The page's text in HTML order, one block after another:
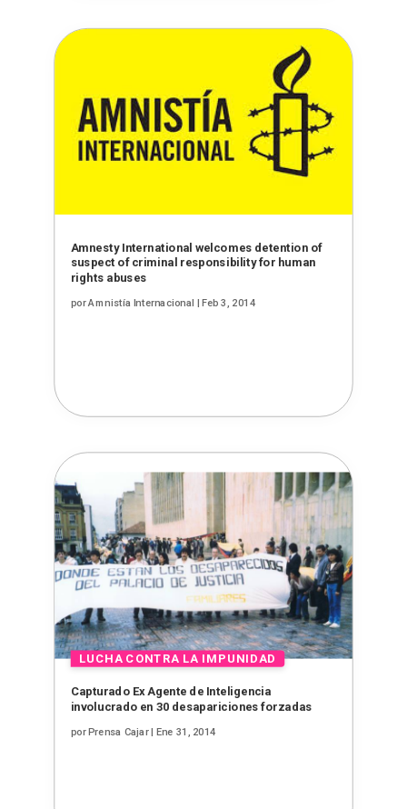
Amnesty International welcomes detention of
suspect of criminal responsibility for human
rights abuses
porAmnistía Internacional Feb 3, 2014
Capturado Ex Agente de Inteligencia
involucrado en 30 desapariciones forzadas
porPrensa Cajar| Ene 31, 2014